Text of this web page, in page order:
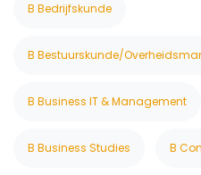
B Bedrijfskunde
B Bestuurskunde/
B Business IT & Management
B Business Studies B